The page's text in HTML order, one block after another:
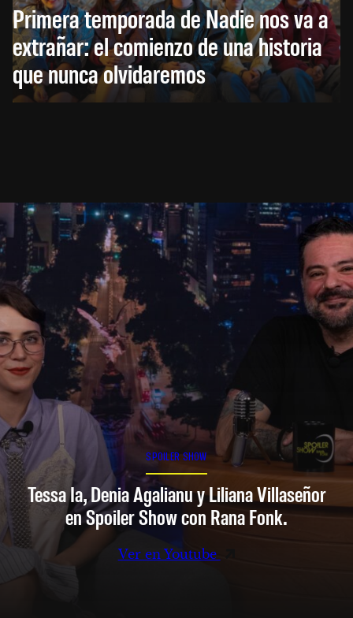
Primera temporada de Nadie nos va a
extrañar: el comienzo de una historia
que nunca olvidaremos
SPOILER SHOW
Tessa Ia, Denia Agalianu y Liliana Villaseñor
en Spoiler Show con Rana Fonk.
Ver en Youtube